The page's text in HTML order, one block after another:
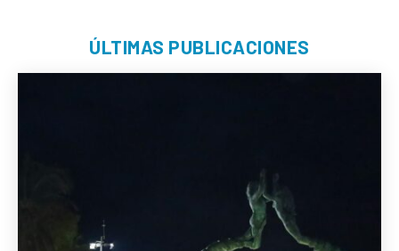
ÚLTIMAS PUBLICACIONES